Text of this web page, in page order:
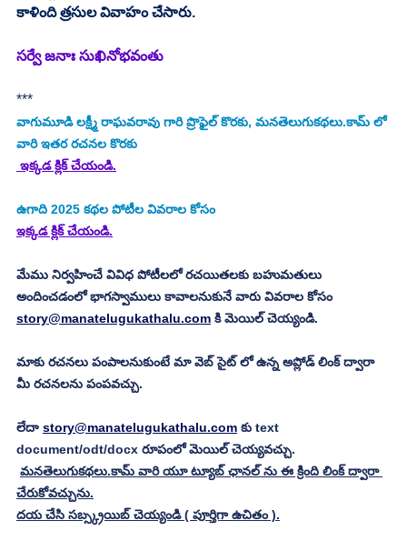
కాళింది త్రసుల వివాహం చేసారు.
సర్వే జనాః సుఖినోభవంతు
***
వాగుమూడి లక్ష్మీ రాఘవరావు గారి ప్రొఫైల్ కొరకు, మనతెలుగుకథలు.కామ్ లో
వారి ఇతర రచనల కొరకు
ఇక్కడ క్లిక్ చేయండి.
ఉగాది 2025 కథల పోటీల వివరాల కోసం
ఇక్కడ క్లిక్ చేయండి.
మేము నిర్వహించే వివిధ పోటీలలో రచయితలకు బహుమతులు
అందించడంలో భాగస్వాములు కావాలనుకునే వారు వివరాల కోసం
story@manatelugukathalu.com కి మెయిల్ చెయ్యండి.
మాకు రచనలు పంపాలనుకుంటే మా వెబ్ సైట్ లో ఉన్న అప్లోడ్ లింక్ ద్వారా
మీ రచనలను పంపవచ్చు.
లేదా story@manatelugukathalu.com కు text
document/odt/docx రూపంలో మెయిల్ చెయ్యవచ్చు.
మనతెలుగుకథలు.కామ్ వారి యూ ట్యూబ్ ఛానల్ ను ఈ క్రింది లింక్ ద్వారా
చేరుకోవచ్చును.
దయ చేసి సబ్స్క్రయిబ్ చెయ్యండి ( పూర్తిగా ఉచితం ).